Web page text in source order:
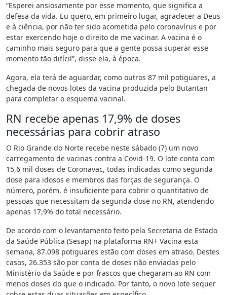
“Esperei ansiosamente por esse momento, que significa a
defesa da vida. Eu quero, em primeiro lugar, agradecer a Deus
e à ciência, por não ter sido acometida pelo coronavírus e por
estar exercendo hoje o direito de me vacinar. A vacina é o
caminho mais seguro para que a gente possa superar esse
momento tão difícil”, disse ela, à época.
Agora, ela terá de aguardar, como outros 87 mil potiguares, a
chegada de novos lotes da vacina produzida pelo Butantan
para completar o esquema vacinal.
RN recebe apenas 17,9% de doses
necessárias para cobrir atraso
O Rio Grande do Norte recebe neste sábado (7) um novo
carregamento de vacinas contra a Covid-19. O lote conta com
15,6 mil doses de Coronavac, todas indicadas como segunda
dose para idosos e membros das forças de segurança. O
número, porém, é insuficiente para cobrir o quantitativo de
pessoas que necessitam da segunda dose no RN, atendendo
apenas 17,9% do total necessário.
De acordo com o levantamento feito pela Secretaria de Estado
da Saúde Pública (Sesap) na plataforma RN+ Vacina esta
semana, 87.098 potiguares estão com doses em atraso. Destes
casos, 26.353 são por conta de doses não enviadas pelo
Ministério da Saúde e por frascos que chegaram ao RN com
menos doses do que o indicado. Por tanto, o novo lote sequer